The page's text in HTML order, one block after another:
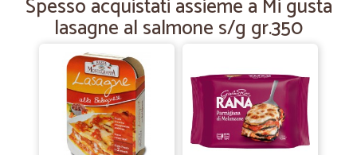
Vekocissimi
—Mariacristina S.
Un' esperienza valida..prodotti…
Un' esperienza valida..prodotti buoni...conservati in maniera
corretta...Da ripetere
Spesso acquistati assieme a Mi gusta
lasagne al salmone s/g gr.350